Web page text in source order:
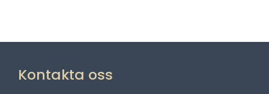
Kontakta oss